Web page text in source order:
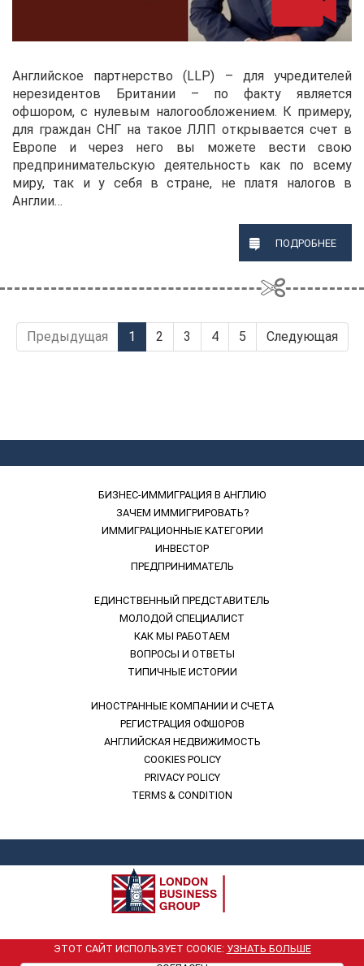
Английское партнерство (LLP) – для учредителей
нерезидентов Британии – по факту является
офшором, с нулевым налогообложением. К примеру,
для граждан СНГ на такое ЛЛП открывается счет в
Европе и через него вы можете вести свою
предпринимательскую деятельность как по всему
миру, так и у себя в стране, не платя налогов в
Англии…
ПОДРОБНЕЕ
Предыдущая 1 2 3 4 5 Следующая
БИЗНЕС-ИММИГРАЦИЯ В АНГЛИЮ
ЗАЧЕМ ИММИГРИРОВАТЬ?
ИММИГРАЦИОННЫЕ КАТЕГОРИИ
ИНВЕСТОР
ПРЕДПРИНИМАТЕЛЬ
ЕДИНСТВЕННЫЙ ПРЕДСТАВИТЕЛЬ
МОЛОДОЙ СПЕЦИАЛИСТ
КАК МЫ РАБОТАЕМ
ВОПРОСЫ И ОТВЕТЫ
ТИПИЧНЫЕ ИСТОРИИ
ИНОСТРАННЫЕ КОМПАНИИ И СЧЕТА
РЕГИСТРАЦИЯ ОФШОРОВ
АНГЛИЙСКАЯ НЕДВИЖИМОСТЬ
COOKIES POLICY
PRIVACY POLICY
TERMS & CONDITION
London Business Group. 2001
ЭТОТ САЙТ ИСПОЛЬЗУЕТ COOKIE: УЗНАТЬ БОЛЬШЕ